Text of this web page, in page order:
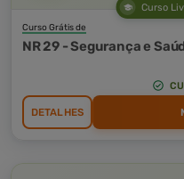
Curso
Curso Grátis de
NR 29 - Segurança e
DETALHES